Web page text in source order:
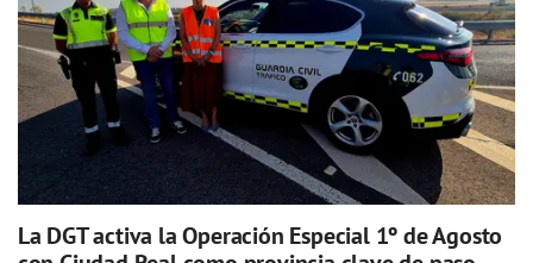
La DGT activa la Operación Especial 1º de Agosto